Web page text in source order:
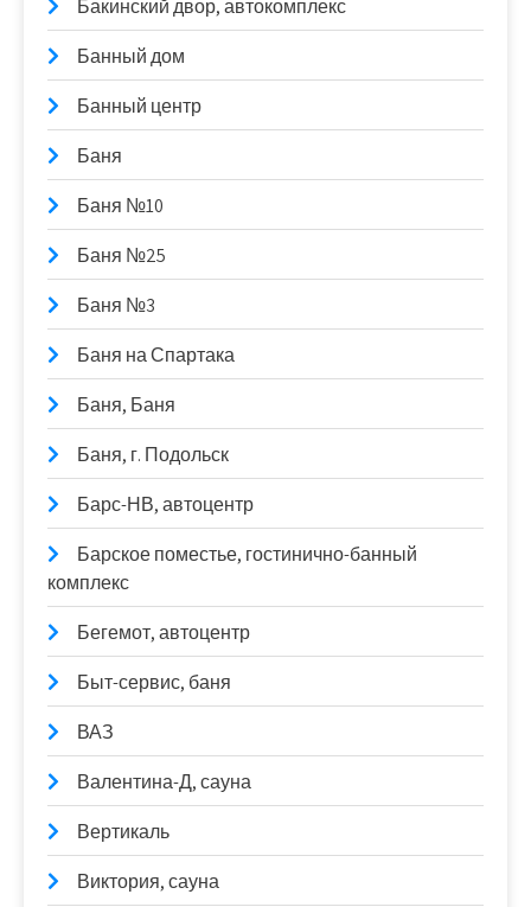
Бакинский двор, автокомплекс
Банный дом
Банный центр
Баня
Баня №10
Баня №25
Баня №3
Баня на Спартака
Баня, Баня
Баня, г. Подольск
Барс-НВ, автоцентр
Барское поместье, гостинично-банный
комплекс
Бегемот, автоцентр
Быт-сервис, баня
ВАЗ
Валентина-Д, сауна
Вертикаль
Виктория, сауна